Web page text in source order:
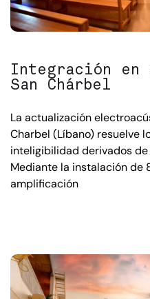
Integración en
San Chárbel
La actualización
Charbel (Líbano) resuelve
inteligibilidad derivados
Mediante la instalación de
amplificación